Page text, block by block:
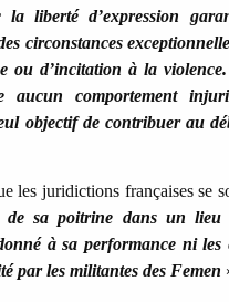
la liberté d’expression
circonstances
ou d’incitation à la
aucun comportement
objectif de contribuer au
les juridictions françaises se
de sa poitrine dans un lieu
à sa performance ni
par les militantes des Femen